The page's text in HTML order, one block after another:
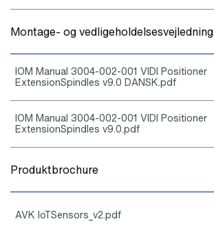
Montage- og vedligeholdelsesvejledning
IOM Manual 3004-002-001 VIDI Positioner
ExtensionSpindles v9.0 DANSK.pdf
IOM Manual 3004-002-001 VIDI Positioner
ExtensionSpindles v9.0.pdf
Produktbrochure
AVK IoTSensors_v2.pdf